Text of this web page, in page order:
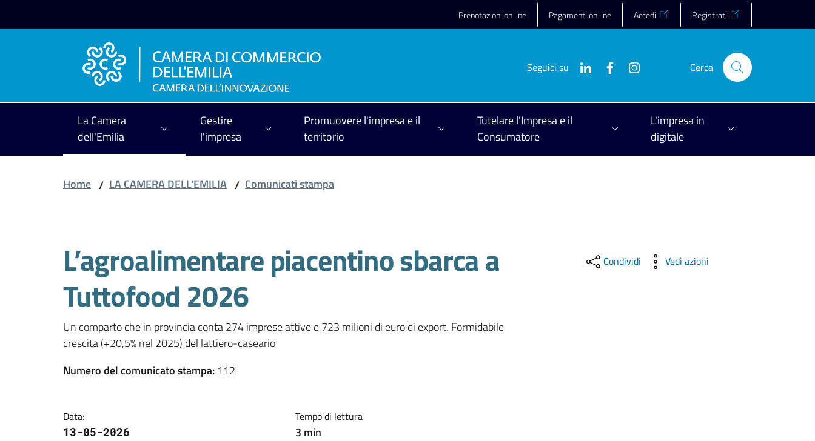
Prenotazioni on line Pagamenti on line Accedi Registrati
Seguici su Cerca
La Camera
dell'Emilia
Gestire
l'impresa
Promuovere l'impresa e il
territorio
Tutelare l'Impresa e il
Consumatore
L'impresa in
digitale
Home / LA CAMERA DELL'EMILIA / Comunicati stampa
L’agroalimentare piacentino sbarca a
Tuttofood 2026
Un comparto che in provincia conta 274 imprese attive e 723 milioni di euro di export. Formidabile
crescita (+20,5% nel 2025) del lattiero-caseario
Numero del comunicato stampa: 112
Data:
13-05-2026
Tempo di lettura
3 min
Condividi Vedi azioni